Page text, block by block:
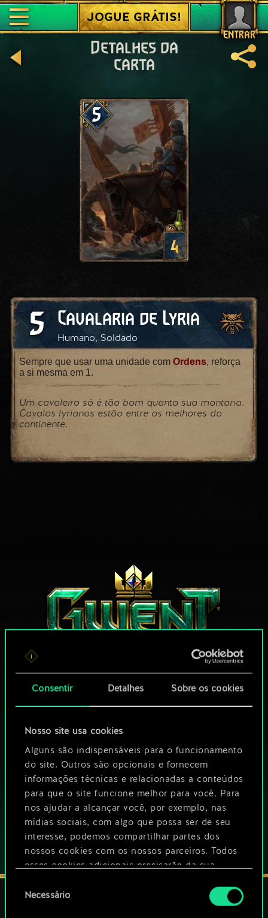
Consentir Detalhes Sobre os cookies
Nosso site usa cookies
Alguns são indispensáveis para o funcionamento
do site. Outros são opcionais e fornecem
informações técnicas e relacionadas a conteúdos
para que o site funcione melhor para você. Para
nos ajudar a alcançar você, por exemplo, nas
mídias sociais, com algo que possa ser de seu
interesse, podemos compartilhar partes dos
nossos cookies com os nossos parceiros. Todos
esses cookies adicionais precisarão da sua
Você encontrará todos os detalhes sobre o uso
deNecessário
ENTRAR
JOGUE GRÁTIS!
Detalhes da
carta
5
4
5 Cavalaria de Lyria
Humano, Soldado
Sempre que usar uma unidade com Ordens, reforça
a si mesma em 1.
Um cavaleiro só é tão bom quanto sua montaria.
Cavalos lyrianos estão entre os melhores do
continente.
QUE TAL UMA RODADA DE GWENT?
JOGUE GRÁTIS
Este jogo oferece compras no jogo
JOGUE TAMBÉM NO: